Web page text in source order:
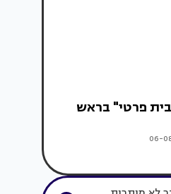
בקומה ה-18: "בית פרטי" בראש
06-